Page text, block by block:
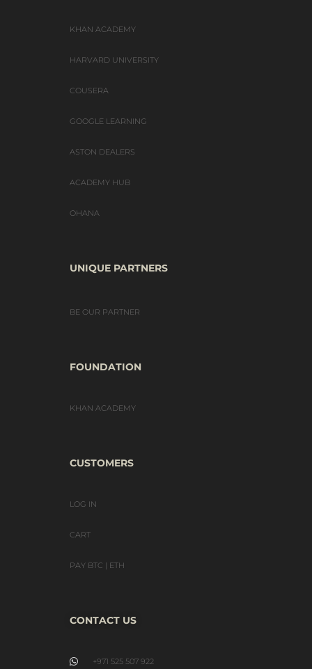
KHAN ACADEMY
HARVARD UNIVERSITY
COUSERA
GOOGLE LEARNING
ASTON DEALERS
ACADEMY HUB
OHANA
UNIQUE PARTNERS
BE OUR PARTNER
FOUNDATION
KHAN ACADEMY
CUSTOMERS
LOG IN
CART
PAY BTC | ETH
CONTACT US
+971 525 507 922